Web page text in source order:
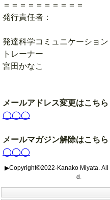
＝＝＝＝＝＝＝＝＝＝
発行責任者：
発達科学コミュニケーション
トレーナー
宮田かなこ
メールアドレス変更はこちら
◯◯◯
メールマガジン解除はこちら
◯◯◯
▶Copyright©2022-Kanako Miyata. All
d.